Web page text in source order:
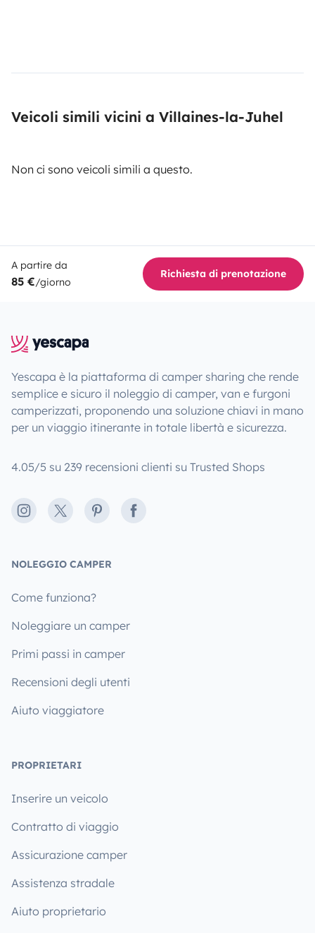
Veicoli simili vicini a Villaines-la-Juhel
Non ci sono veicoli simili a questo.
A partire da
85 €/giorno
Richiesta di prenotazione
Yescapa è la piattaforma di camper sharing che rende
semplice e sicuro il noleggio di camper, van e furgoni
camperizzati, proponendo una soluzione chiavi in mano
per un viaggio itinerante in totale libertà e sicurezza.
4.05/5 su 239 recensioni clienti su Trusted Shops
Instagram
X PinterestFacebook
NOLEGGIO CAMPER
Come funziona?
Noleggiare un camper
Primi passi in camper
Recensioni degli utenti
Aiuto viaggiatore
PROPRIETARI
Inserire un veicolo
Contratto di viaggio
Assicurazione camper
Assistenza stradale
Aiuto proprietario